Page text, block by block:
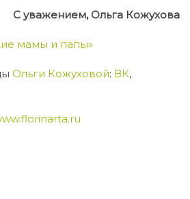
С уважением, Ольга Кожухова
мамы и папы»
Ольги Кожуховой: ВК,